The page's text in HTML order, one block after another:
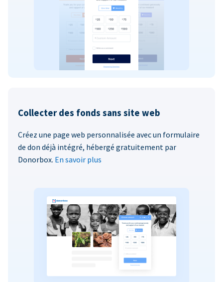
Collecter des fonds sans site web
Créez une page web personnalisée avec un formulaire
de don déjà intégré, hébergé gratuitement par
Donorbox. En savoir plus